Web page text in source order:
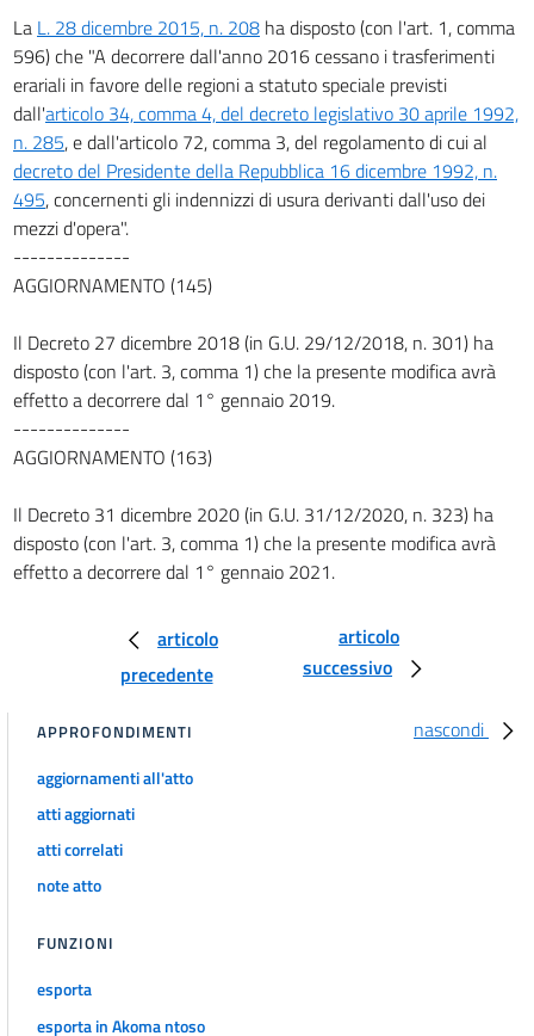
84
85
86
87
88
89
90
91
Sezione III
Documenti di circolazione e immatricolazione
93
93 bis
94 bis
95
96
100
101
102
103
105
La L. 28 dicembre 2015, n. 208 ha disposto (con l'art. 1, comma
596) che "A decorrere dall'anno 2016 cessano i trasferimenti
erariali in favore delle regioni a statuto speciale previsti
dall'articolo 34, comma 4, del decreto legislativo 30 aprile 1992,
n. 285, e dall'articolo 72, comma 3, del regolamento di cui al
decreto del Presidente della Repubblica 16 dicembre 1992, n.
495, concernenti gli indennizzi di usura derivanti dall'uso dei
mezzi d'opera".
--------------
AGGIORNAMENTO (145)
Il Decreto 27 dicembre 2018 (in G.U. 29/12/2018, n. 301) ha
disposto (con l'art. 3, comma 1) che la presente modifica avrà
effetto a decorrere dal 1° gennaio 2019.
--------------
AGGIORNAMENTO (163)
Il Decreto 31 dicembre 2020 (in G.U. 31/12/2020, n. 323) ha
disposto (con l'art. 3, comma 1) che la presente modifica avrà
effetto a decorrere dal 1° gennaio 2021.
articolo
precedente
articolo
successivo
nascondi
APPROFONDIMENTI
aggiornamenti all'atto
atti aggiornati
atti correlati
note atto
FUNZIONI
esporta
esporta in Akoma ntoso